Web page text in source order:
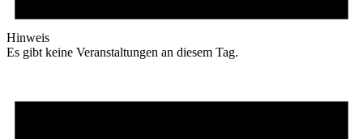
Hinweis
Es gibt keine Veranstaltungen an diesem Tag.